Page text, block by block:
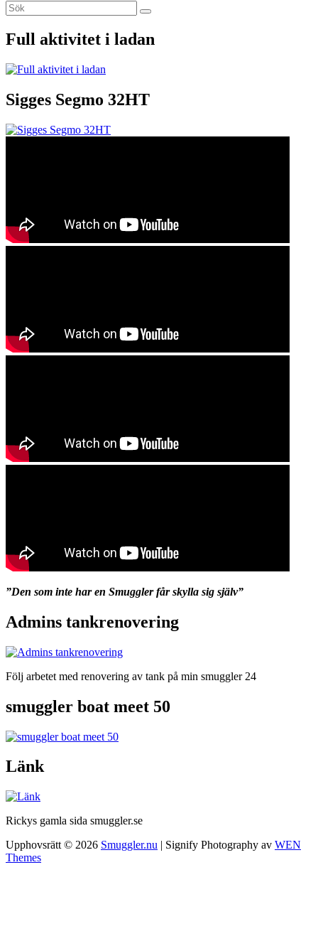
Sök
efter:
Sök
Full aktivitet i ladan
Sigges Segmo 32HT
”Den som inte har en Smuggler får skylla sig själv”
Admins tankrenovering
Följ arbetet med renovering av tank på min smuggler 24
smuggler boat meet 50
Länk
Rickys gamla sida smuggler.se
Upphovsrätt © 2026 Smuggler.nu | Signify Photography av WEN
Themes